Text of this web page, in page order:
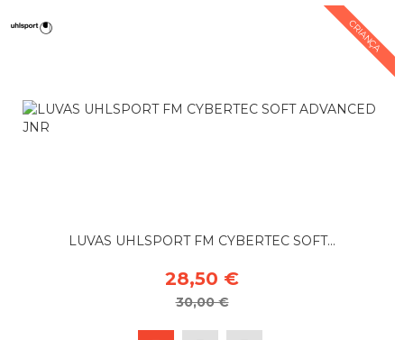
CRIANÇA
LUVAS UHLSPORT FM CYBERTEC SOFT...
28,50 €
30,00 €